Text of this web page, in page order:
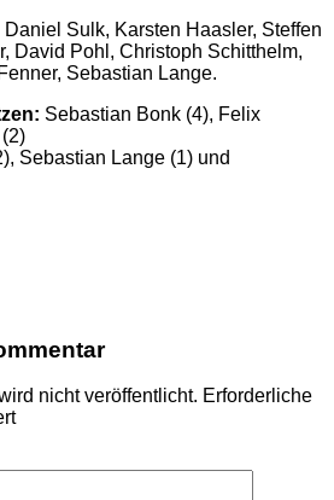
Daniel Sulk, Karsten Haasler, Steffen
David Pohl, Christoph Schitthelm,
Sebastian Lange.
Sebastian Bonk (4), Felix
Sebastian Lange (1) und
nicht veröffentlicht. Erforderliche